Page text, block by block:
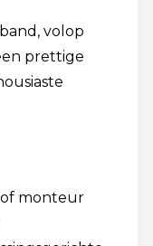
volop
prettige
of monteur